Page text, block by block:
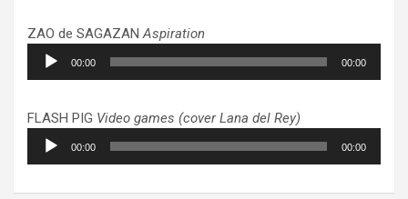
ZAO de SAGAZANAspiration
Lecteur
audio
00:00 00:00
FLASH PIG Video games (cover Lana del Rey)
Lecteur
audio
00:00 00:00